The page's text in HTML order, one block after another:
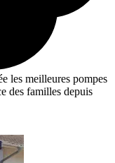
les meilleures pompes
des familles depuis